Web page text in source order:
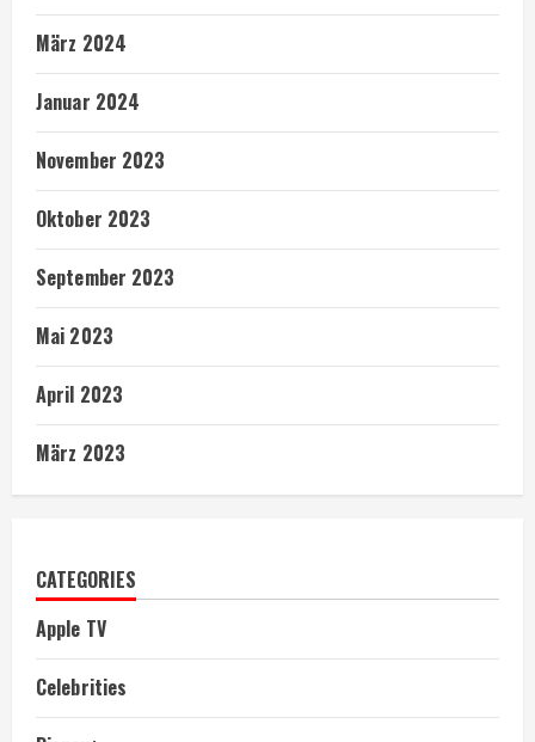
März 2024
Januar 2024
November 2023
Oktober 2023
September 2023
Mai 2023
April 2023
März 2023
CATEGORIES
Apple TV
Celebrities